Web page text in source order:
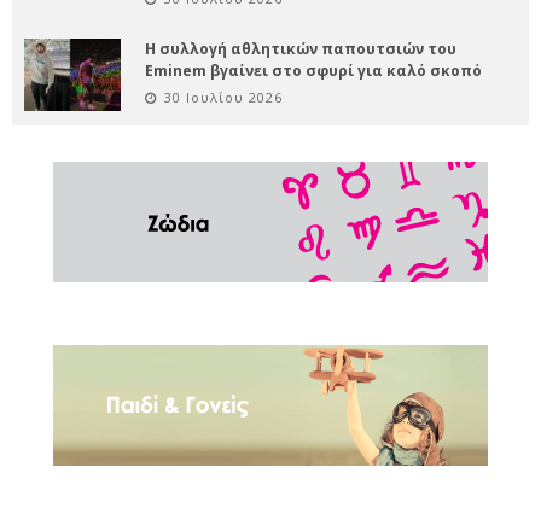
Η συλλογή αθλητικών παπουτσιών του
Eminem βγαίνει στο σφυρί για καλό σκοπό
30 Ιουλίου 2026